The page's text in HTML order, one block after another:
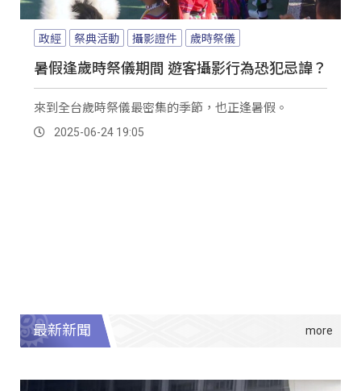
政經 祭典活動 攝影證件 歲時祭儀
暑假逢歲時祭儀期間 遊客攝影行為恐犯忌諱？
來到全台歲時祭儀最密集的季節，也正逢暑假。
2025-06-24 19:05
最新新聞